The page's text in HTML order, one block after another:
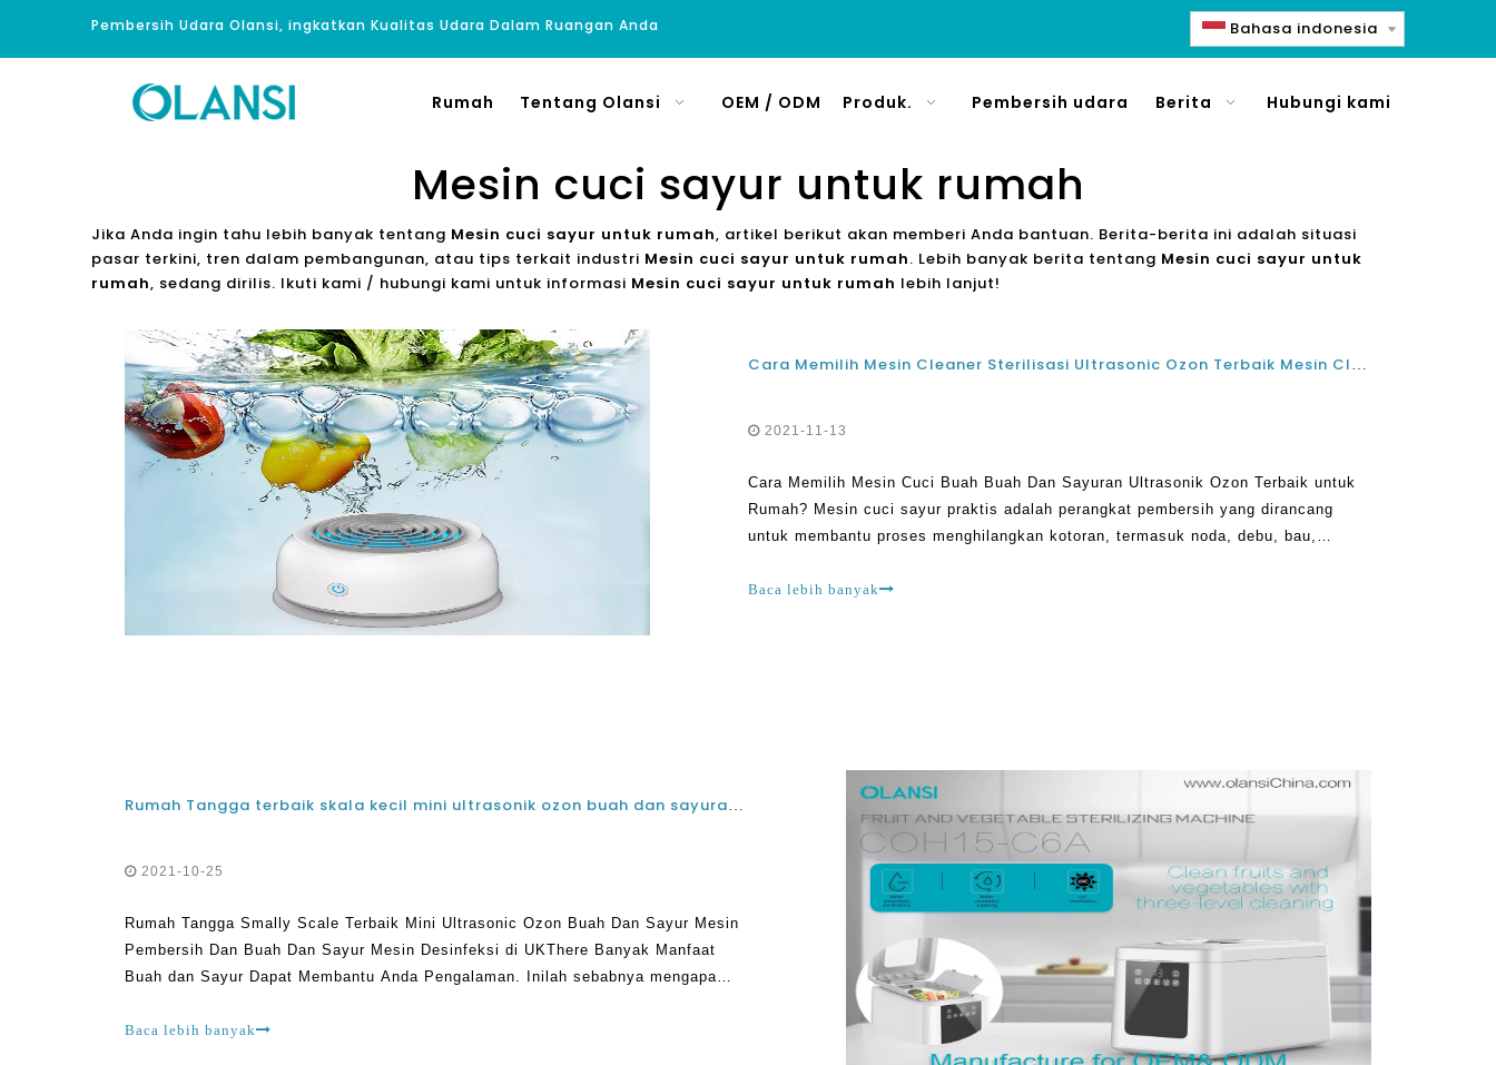
Pembersih Udara Olansi, ingkatkan Kualitas Udara Dalam Ruangan Anda Bahasa indonesia
Rumah Tentang Olansi OEM / ODM Produk. Pembersih udara Berita Hubungi kami
Mesin cuci sayur untuk rumah
Jika Anda ingin tahu lebih banyak tentang Mesin cuci sayur untuk rumah, artikel berikut akan memberi Anda bantuan. Berita-berita ini adalah situasi
pasar terkini, tren dalam pembangunan, atau tips terkait industri Mesin cuci sayur untuk rumah. Lebih banyak berita tentang Mesin cuci sayur untuk
rumah, sedang dirilis. Ikuti kami / hubungi kami untuk informasi Mesin cuci sayur untuk rumah lebih lanjut!
Cara Memilih Mesin Cleaner Sterilisasi Ultrasonic Ozon Terbaik Mesin Cleaner Sterilizer Untuk Rumah?
2021-11-13
Cara Memilih Mesin Cuci Buah Buah Dan Sayuran Ultrasonik Ozon Terbaik untuk
Rumah? Mesin cuci sayur praktis adalah perangkat pembersih yang dirancang
untuk membantu proses menghilangkan kotoran, termasuk noda, debu, bau,
Baca lebih banyak
Rumah Tangga terbaik skala kecil mini ultrasonik ozon buah dan sayuran mesin pembersih dan mesin disinfeksi buah dan sayuran di Inggris
2021-10-25
Rumah Tangga Smally Scale Terbaik Mini Ultrasonic Ozon Buah Dan Sayur Mesin
Pembersih Dan Buah Dan Sayur Mesin Desinfeksi di UKThere Banyak Manfaat
Buah dan Sayur Dapat Membantu Anda Pengalaman. Inilah sebabnya mengapa
Baca lebih banyak